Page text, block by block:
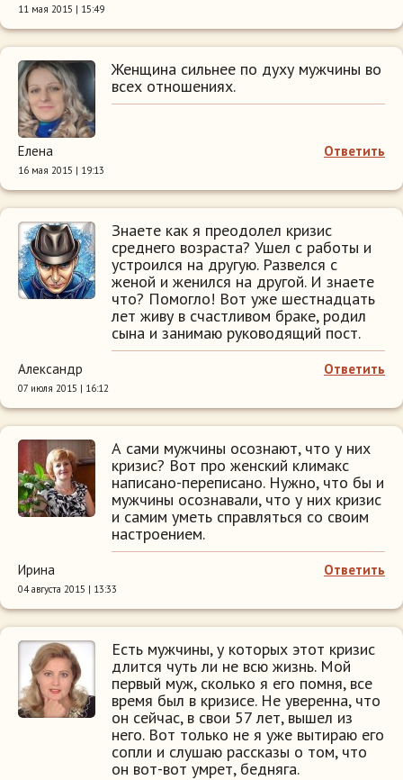
11 мая 2015 | 15:49
Женщина сильнее по духу мужчины во
всех отношениях.
Ответить
Елена
16 мая 2015 | 19:13
Знаете как я преодолел кризис
среднего возраста? Ушел с работы и
устроился на другую. Развелся с
женой и женился на другой. И знаете
что? Помогло! Вот уже шестнадцать
лет живу в счастливом браке, родил
сына и занимаю руководящий пост.
Ответить
Александр
07 июля 2015 | 16:12
А сами мужчины осознают, что у них
кризис? Вот про женский климакс
написано-переписано. Нужно, что бы и
мужчины осознавали, что у них кризис
и самим уметь справляться со своим
настроением.
Ответить
Ирина
04 августа 2015 | 13:33
Есть мужчины, у которых этот кризис
длится чуть ли не всю жизнь. Мой
первый муж, сколько я его помня, все
время был в кризисе. Не уверенна, что
он сейчас, в свои 57 лет, вышел из
него. Вот только не я уже вытираю его
сопли и слушаю рассказы о том, что
он вот-вот умрет, бедняга.